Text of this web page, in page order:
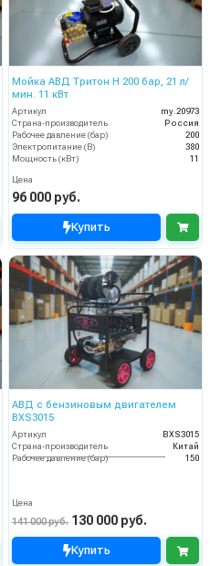
Мойка АВД Тритон H 200 бар, 21 л/
мин. 11 кВт
Артикул
my.20973
Страна-производитель
Россия
Рабочее давление (бар)
200
Электропитание (В)
380
Мощность (кВт)
11
Цена
96 000 руб.
Купить
АВД с бензиновым двигателем
BXS3015
Артикул
BXS3015
Страна-производитель
Китай
Рабочее давление (бар)
150
Цена
141 000 руб. 130 000 руб.
Купить